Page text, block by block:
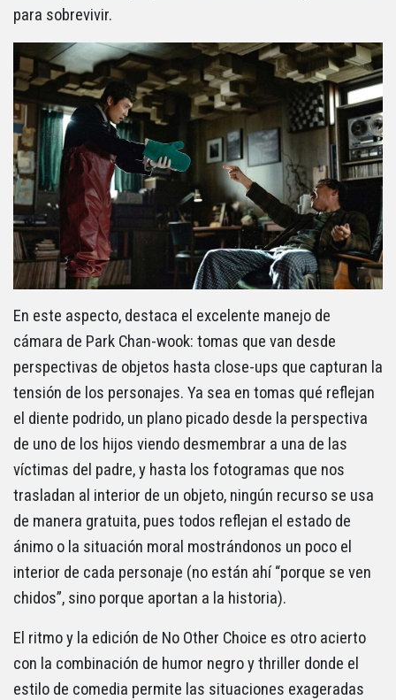
para sobrevivir.
En este aspecto, destaca el excelente manejo de
cámara de Park Chan-wook: tomas que van desde
perspectivas de objetos hasta close-ups que capturan la
tensión de los personajes. Ya sea en tomas qué reflejan
el diente podrido, un plano picado desde la perspectiva
de uno de los hijos viendo desmembrar a una de las
víctimas del padre, y hasta los fotogramas que nos
trasladan al interior de un objeto, ningún recurso se usa
de manera gratuita, pues todos reflejan el estado de
ánimo o la situación moral mostrándonos un poco el
interior de cada personaje (no están ahí “porque se ven
chidos”, sino porque aportan a la historia).
El ritmo y la edición de No Other Choice es otro acierto
con la combinación de humor negro y thriller donde el
estilo de comedia permite las situaciones exageradas